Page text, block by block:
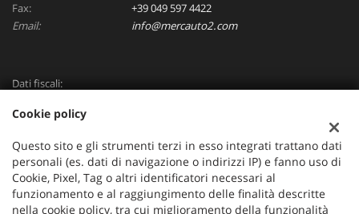
Fax:
+39 049 597 4422
Email:
info@mercauto2.com
Dati fiscali:
Via Nazionale, 171 PD - 36056 Tezze sul Brenta
Registro delle imprese:PD
Cookie policy
Questo sito e gli strumenti terzi in esso integrati trattano dati
personali (es. dati di navigazione o indirizzi IP) e fanno uso di
Cookie, Pixel, Tag o altri identificatori necessari al
funzionamento e al raggiungimento delle finalità descritte
nella cookie policy, tra cui miglioramento della funzionalità